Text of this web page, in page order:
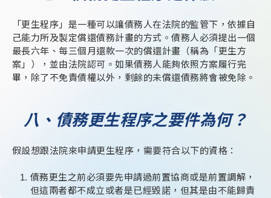
「更生程序」是一種可以讓債務人在法院的監管下，依據自
己能力所及製定償還債務計畫的方式。債務人必須提出一個
最長六年、每三個月還款一次的償還計畫（稱為「更生方
案」），並由法院認可。如果債務人能夠依照方案履行完
畢，除了不免責債權以外，剩餘的未償還債務將會被免除。
八、債務更生程序之要件為何？
假設想跟法院來申請更生程序，需要符合以下的資格：
債務更生之前必須要先申請過前置協商或是前置調解，
但這兩者都不成立或者是已經毀諾，但其是由不能歸責